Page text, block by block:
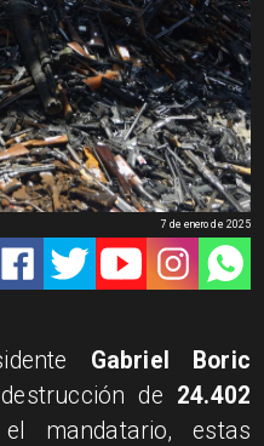
7 de enero de 2025
Gabriel Boric
de 24.402
mandatario, estas